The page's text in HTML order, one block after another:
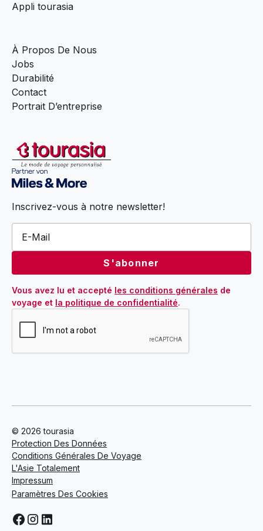
Appli tourasia
À Propos De Nous
Jobs
Durabilité
Contact
Portrait D’entreprise
Inscrivez-vous à notre newsletter!
Vous avez lu et accepté les conditions générales de
voyage et la politique de confidentialité.
© 2026 tourasia
Protection Des Données
Conditions Générales De Voyage
L'Asie Totalement
Impressum
Paramètres Des Cookies